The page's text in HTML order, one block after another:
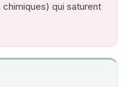
qui saturent